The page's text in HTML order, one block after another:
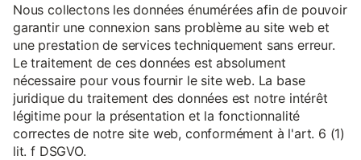
Nous collectons les données énumérées afin de pouvoir
garantir une connexion sans problème au site web et
une prestation de services techniquement sans erreur.
Le traitement de ces données est absolument
nécessaire pour vous fournir le site web. La base
juridique du traitement des données est notre intérêt
légitime pour la présentation et la fonctionnalité
correctes de notre site web, conformément à l'art. 6 (1)
lit. f DSGVO.